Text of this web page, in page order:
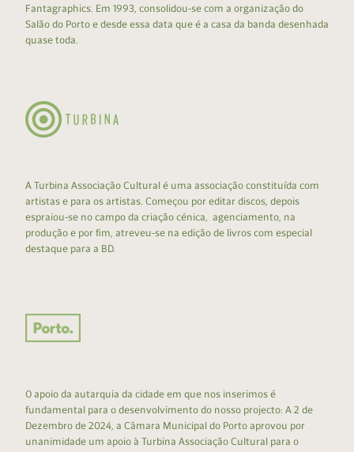
Fantagraphics. Em 1993, consolidou-se com a organização do
Salão do Porto e desde essa data que é a casa da banda desenhada
quase toda.
A Turbina Associação Cultural é uma associação constituída com
artistas e para os artistas. Começou por editar discos, depois
espraiou-se no campo da criação cénica, agenciamento, na
produção e por fim, atreveu-se na edição de livros com especial
destaque para a BD.
O apoio da autarquia da cidade em que nos inserimos é
fundamental para o desenvolvimento do nosso projecto: A 2 de
Dezembro de 2024, a Câmara Municipal do Porto aprovou por
unanimidade um apoio à Turbina Associação Cultural para o